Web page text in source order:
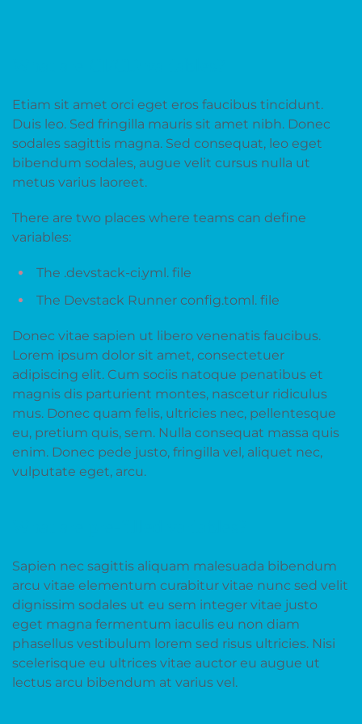
Etiam sit amet orci eget eros faucibus tincidunt.
Duis leo. Sed fringilla mauris sit amet nibh. Donec
sodales sagittis magna. Sed consequat, leo eget
bibendum sodales, augue velit cursus nulla ut
metus varius laoreet.
There are two places where teams can define
variables:
The .devstack-ci.yml. file
The Devstack Runner config.toml. file
Donec vitae sapien ut libero venenatis faucibus.
Lorem ipsum dolor sit amet, consectetuer
adipiscing elit. Cum sociis natoque penatibus et
magnis dis parturient montes, nascetur ridiculus
mus. Donec quam felis, ultricies nec, pellentesque
eu, pretium quis, sem. Nulla consequat massa quis
enim. Donec pede justo, fringilla vel, aliquet nec,
vulputate eget, arcu.
Sapien nec sagittis aliquam malesuada bibendum
arcu vitae elementum curabitur vitae nunc sed velit
dignissim sodales ut eu sem integer vitae justo
eget magna fermentum iaculis eu non diam
phasellus vestibulum lorem sed risus ultricies. Nisi
scelerisque eu ultrices vitae auctor eu augue ut
lectus arcu bibendum at varius vel.